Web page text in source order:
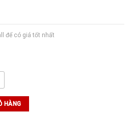
để có giá tốt nhất
500) số lượng
HÀNG